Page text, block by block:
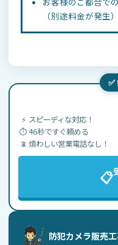
（別途料金が発生）
✅
⚡ スピーディな対応！
⏱️46秒ですぐ頼める
📵 煩わしい営業電話なし！
📋
防犯カメラ販売